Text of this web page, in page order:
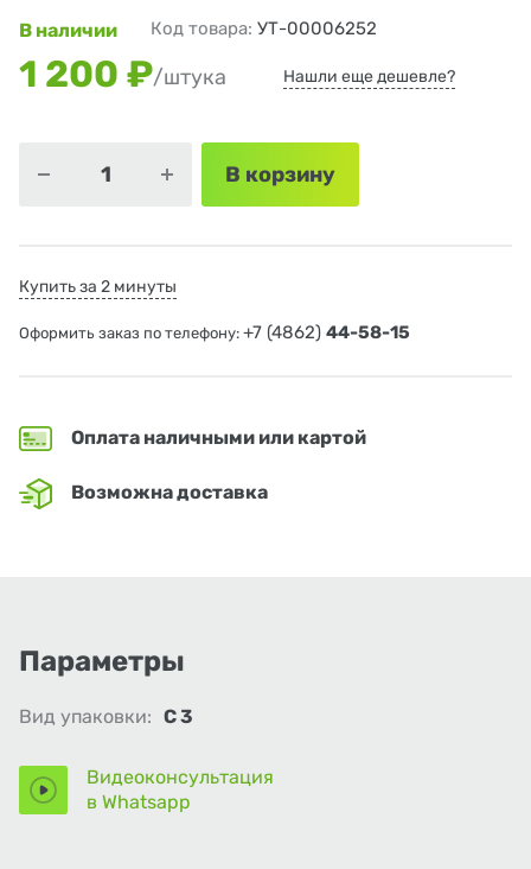
В наличии Код товара: УТ-00006252
1 200 ₽/штука Нашли еще дешевле?
В корзину
Купить за 2 минуты
Оформить заказ по телефону: +7 (4862) 44-58-15
Оплата наличными или картой
Возможна доставка
Параметры
Вид упаковки: С 3
Видеоконсультация
в Whatsapp